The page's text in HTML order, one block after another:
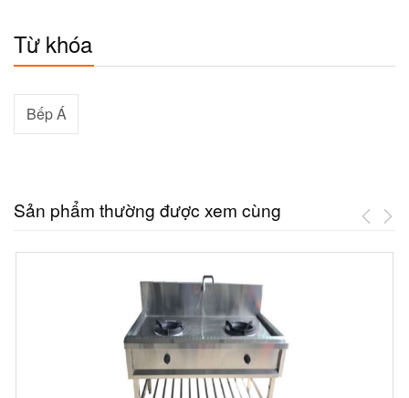
Từ khóa
Bếp Á
Sản phẩm thường được xem cùng